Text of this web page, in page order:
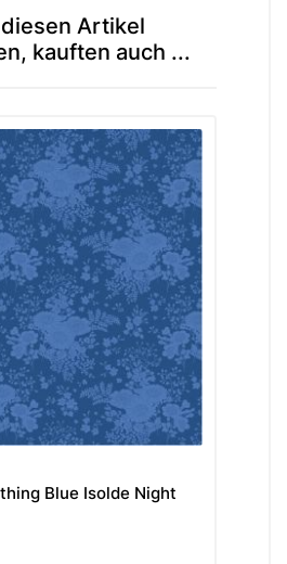
Artikel
kauften auch ...
Blue Isolde Night